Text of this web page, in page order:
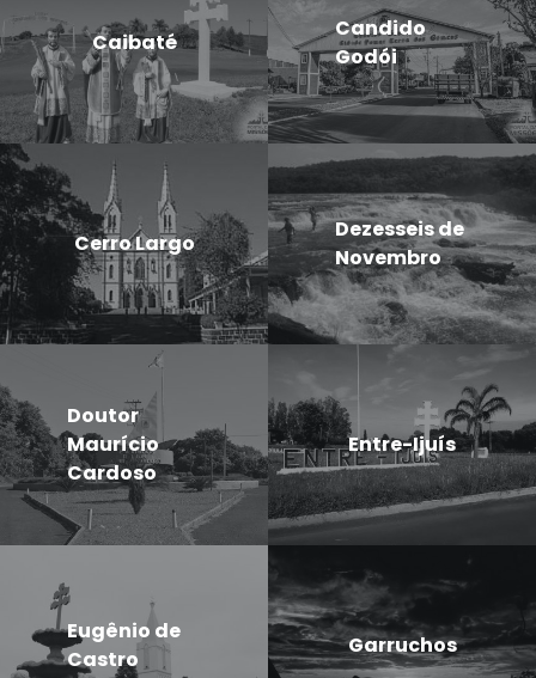
Caibaté
Candido
Godói
Cerro Largo
Dezesseis de
Novembro
Doutor
Maurício
Cardoso
Entre-Ijuís
Eugênio de
Castro
Garruchos